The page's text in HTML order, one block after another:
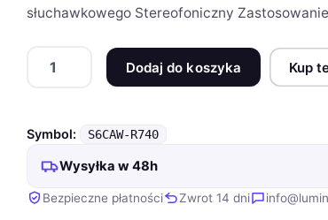
słuchawkowego Stereofoniczny
Słuchawki
Wireless
True
Black
Dodaj do koszyka Kup
Symbol: S6CAW-R740
Wysyłka w 48h
Bezpieczne płatności Zwrot 14 dni